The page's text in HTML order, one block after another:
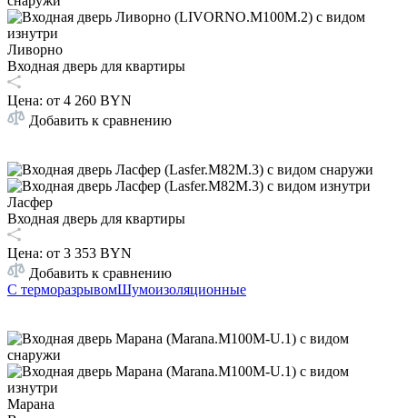
Ливорно
Входная дверь для квартиры
Цена: от 4 260 BYN
Добавить к сравнению
Ласфер
Входная дверь для квартиры
Цена: от 3 353 BYN
Добавить к сравнению
С терморазрывомШумоизоляционные
Марана